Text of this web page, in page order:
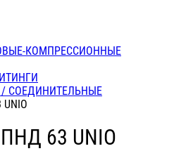
КОМПРЕССИОННЫЕ
СОЕДИНИТЕЛЬНЫЕ
63 UNIO